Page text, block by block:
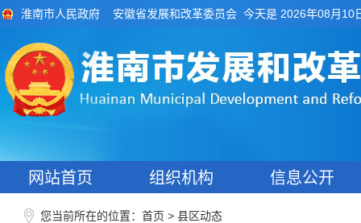
淮南市人民政府 安徽省发展和改革委员会 今天是 2026年08月10
网站首页 组织机构 信息公开
您当前所在的位置： 首页 > 县区动态